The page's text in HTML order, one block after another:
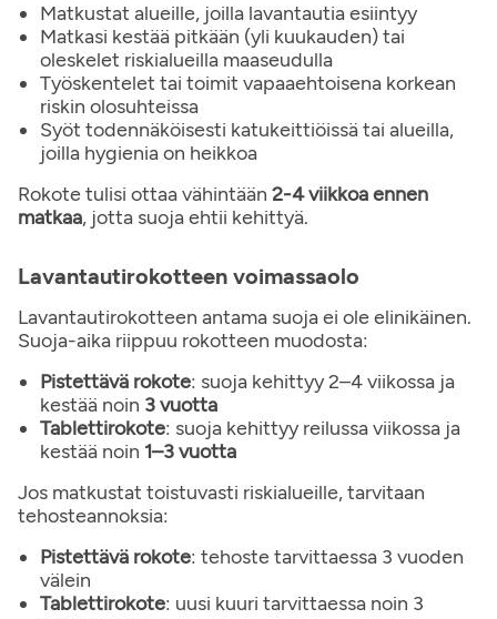
Matkustat alueille, joilla lavantautia esiintyy
Matkasi kestää pitkään (yli kuukauden) tai
oleskelet riskialueilla maaseudulla
Työskentelet tai toimit vapaaehtoisena korkean
riskin olosuhteissa
Syöt todennäköisesti katukeittiöissä tai alueilla,
joilla hygienia on heikkoa
Rokote tulisi ottaa vähintään 2-4 viikkoa ennen
matkaa, jotta suoja ehtii kehittyä.
Lavantautirokotteen voimassaolo
Lavantautirokotteen antama suoja ei ole elinikäinen.
Suoja-aika riippuu rokotteen muodosta:
Pistettävä rokote: suoja kehittyy 2–4 viikossa ja
kestää noin 3 vuotta
Tablettirokote: suoja kehittyy reilussa viikossa ja
kestää noin 1–3 vuotta
Jos matkustat toistuvasti riskialueille, tarvitaan
tehosteannoksia:
Pistettävä rokote: tehoste tarvittaessa 3 vuoden
välein
Tablettirokote: uusi kuuri tarvittaessa noin 3